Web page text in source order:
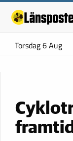
Torsdag 6 Aug